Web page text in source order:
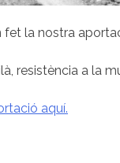
fet la nostra
resistència a la
aquí.